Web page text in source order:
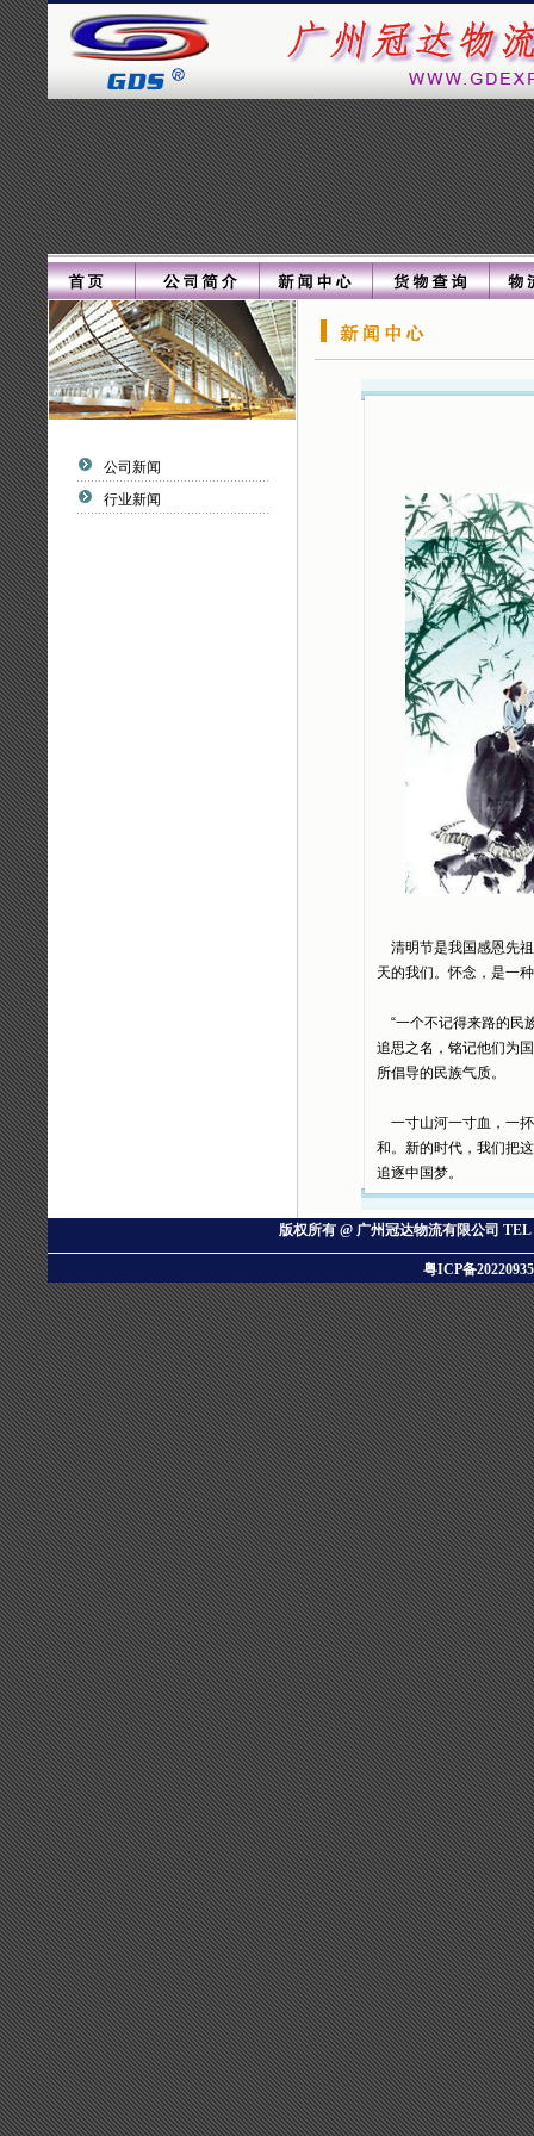
公司新闻
行业新闻
清明节是我国感恩先
天的我们。怀念，是一
“一个不记得来路的民
追思之名，铭记他们为
所倡导的民族气质。
一寸山河一寸血，一
和。新的时代，我们把
追逐中国梦。
版权所有 @ 广州冠达物流有限公司 TEL
粤ICP备